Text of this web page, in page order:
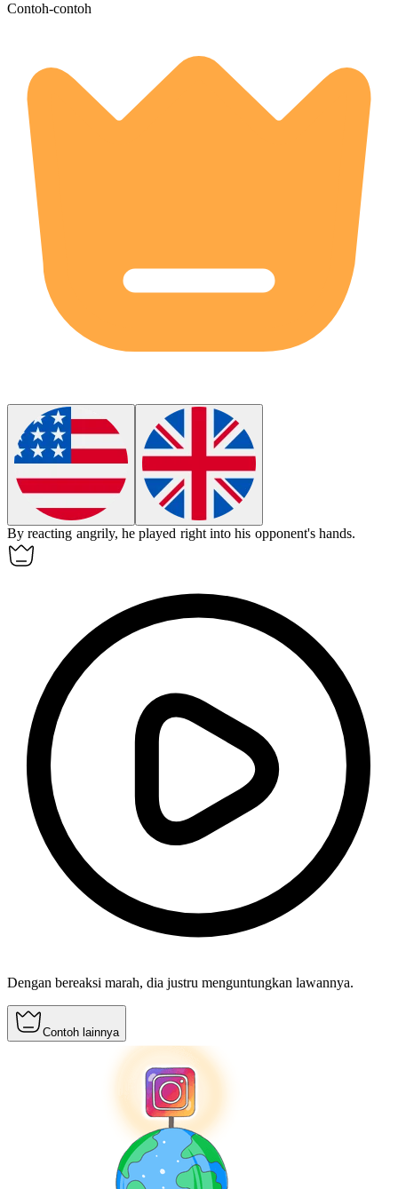
Contoh-contoh
By reacting angrily, he played right into his opponent's hands.
Dengan bereaksi marah, dia justru menguntungkan lawannya.
Contoh lainnya